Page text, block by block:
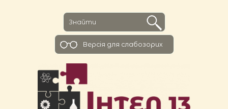
Версiя для слабозорих